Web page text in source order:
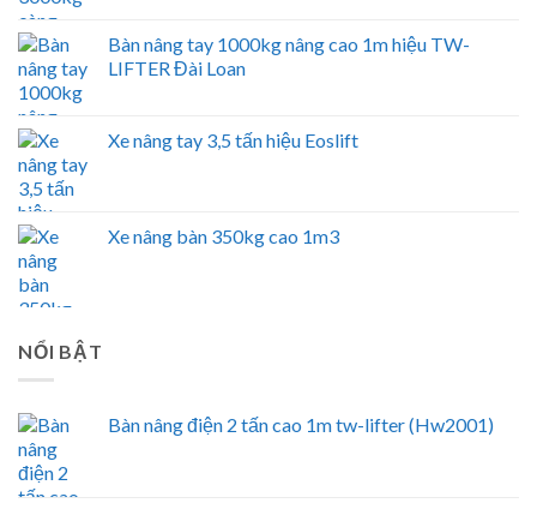
Bàn nâng tay 1000kg nâng cao 1m hiệu TW-
LIFTER Đài Loan
Xe nâng tay 3,5 tấn hiệu Eoslift
Xe nâng bàn 350kg cao 1m3
NỔI BẬT
Bàn nâng điện 2 tấn cao 1m tw-lifter (Hw2001)